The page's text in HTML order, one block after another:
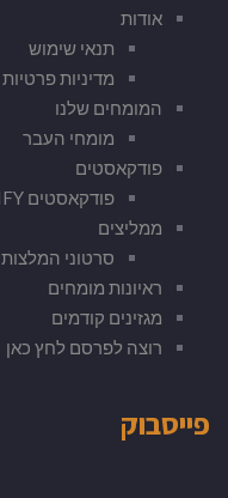
אודות
תנאי שימוש
מדיניות פרטיות
המומחים שלנו
מומחי העבר
פודקאסטים
פודקאסטים SPOTIFY
ממליצים
סרטוני המלצות
ראיונות מומחים
מגזינים קודמים
רוצה לפרסם לחץ כאן
פייסבוק